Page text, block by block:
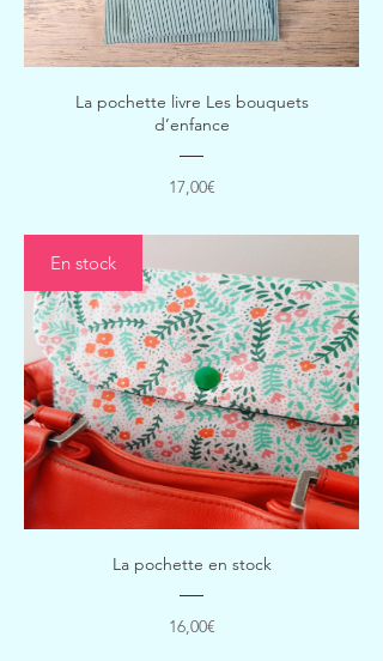
La pochette livre Les bouquets
d’enfance
17,00€Prix
En stock
La pochette en stock
16,00€Prix